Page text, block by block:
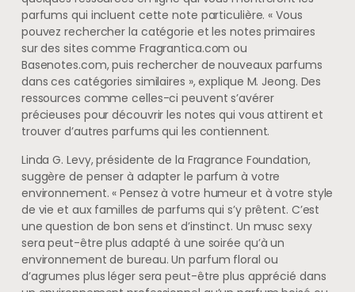
parfums qui incluent cette note particulière. « Vous
pouvez rechercher la catégorie et les notes primaires
sur des sites comme Fragrantica.com ou
Basenotes.com, puis rechercher de nouveaux parfums
dans ces catégories similaires », explique M. Jeong. Des
ressources comme celles-ci peuvent s’avérer
précieuses pour découvrir les notes qui vous attirent et
trouver d’autres parfums qui les contiennent.
Linda G. Levy, présidente de la Fragrance Foundation,
suggère de penser à adapter le parfum à votre
environnement. « Pensez à votre humeur et à votre style
de vie et aux familles de parfums qui s’y prêtent. C’est
une question de bon sens et d’instinct. Un musc sexy
sera peut-être plus adapté à une soirée qu’à un
environnement de bureau. Un parfum floral ou
d’agrumes plus léger sera peut-être plus apprécié dans